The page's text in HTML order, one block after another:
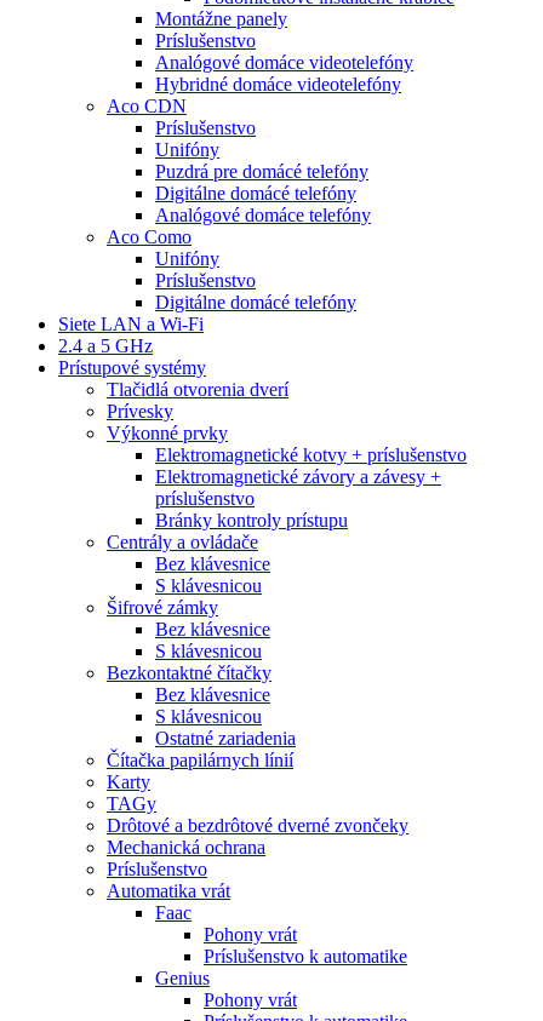
Montážne panely
Príslušenstvo
Analógové domáce videotelefóny
Hybridné domáce videotelefóny
Aco CDN
Príslušenstvo
Unifóny
Puzdrá pre domácé telefóny
Digitálne domácé telefóny
Analógové domáce telefóny
Aco Como
Unifóny
Príslušenstvo
Digitálne domácé telefóny
Siete LAN a Wi-Fi
2.4 a 5 GHz
Prístupové systémy
Tlačidlá otvorenia dverí
Prívesky
Výkonné prvky
Elektromagnetické kotvy + príslušenstvo
Elektromagnetické závory a závesy +
príslušenstvo
Bránky kontroly prístupu
Centrály a ovládače
Bez klávesnice
S klávesnicou
Šifrové zámky
Bez klávesnice
S klávesnicou
Bezkontaktné čítačky
Bez klávesnice
S klávesnicou
Ostatné zariadenia
Čítačka papilárnych línií
Karty
TAGy
Drôtové a bezdrôtové dverné zvončeky
Mechanická ochrana
Príslušenstvo
Automatika vrát
Faac
Pohony vrát
Príslušenstvo k automatike
Genius
Pohony vrát